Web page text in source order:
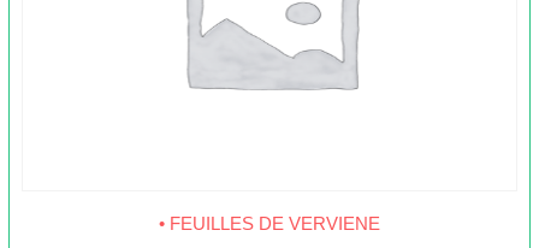
• FEUILLES DE VERVIENE